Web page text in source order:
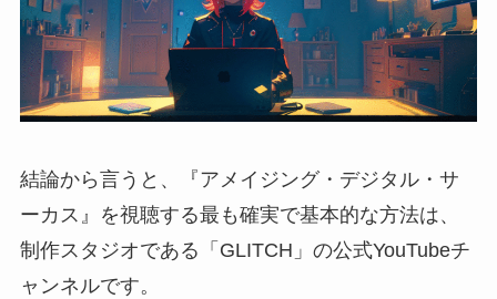
結論から言うと、『アメイジング・デジタル・サ
ーカス』を視聴する最も確実で基本的な方法は、
制作スタジオである「GLITCH」の公式YouTubeチ
ャンネルです。